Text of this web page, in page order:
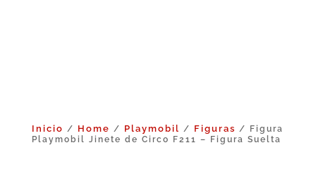
Inicio / Home / Playmobil / Figuras / Figura
Playmobil Jinete de Circo F211 – Figura Suelta